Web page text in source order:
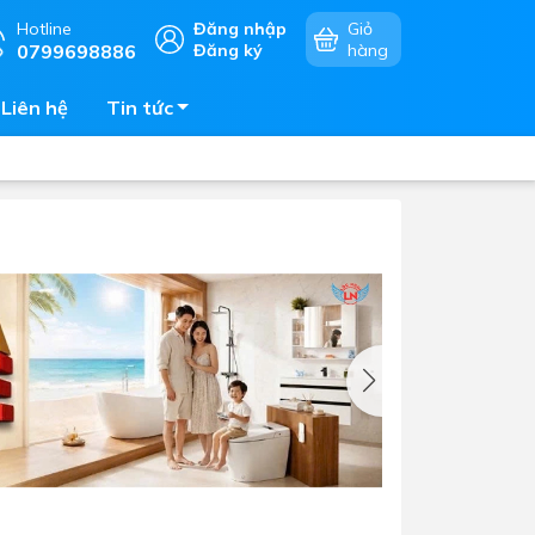
Hotline
0799698886
Đăng nhập
Đăng ký
Giỏ
hàng
Bếp điện - bếp từ âm bàn
Vòi chậu rửa chén
Bếp gas âm bàn
Máy hút khói - hút mùi
Lò vi sóng - lò nướng - lò hấp
Phụ kiện nhà bếp
Liên hệ Tin tức